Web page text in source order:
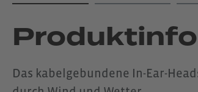
Das kabelgebundene In-Ear-